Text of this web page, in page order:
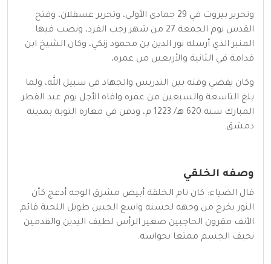
وتحرير بيروت في 29 جمادى الأولى، وتحرير عسقلان، وفتح
القدس يوم الجمعة 27 من شهر رجب الفرد، ونصب فيها
المنبر الذي أرسله نور الدين بن محمود زنكي، وكان الشيخ ابن
قدامة في الثانية والأربعين من عمره،
وكان يقضي وقته بين التدريس والجهاد في سبيل الله، ولما
بلغ التاسعة والسبعين من عمره وافاه الأجل يوم عيد الفطر
المبارك سنة 620 هـ/ 1223 م، ودفن في مغارة التوبة بمدينة
دمشق.
وصفه الخلقي
قال الضياء: كان تام الخلقة أبيض مشرق الوجه أدعج كأن
النور يخرج من وجهه لحسنه واسع الجبين طويل اللحية قائم
الأنف مقرون الحاجبين صغير الرأس لطيف اليدين والقدمين
نحيف الجسم ممتعا بحواسه.